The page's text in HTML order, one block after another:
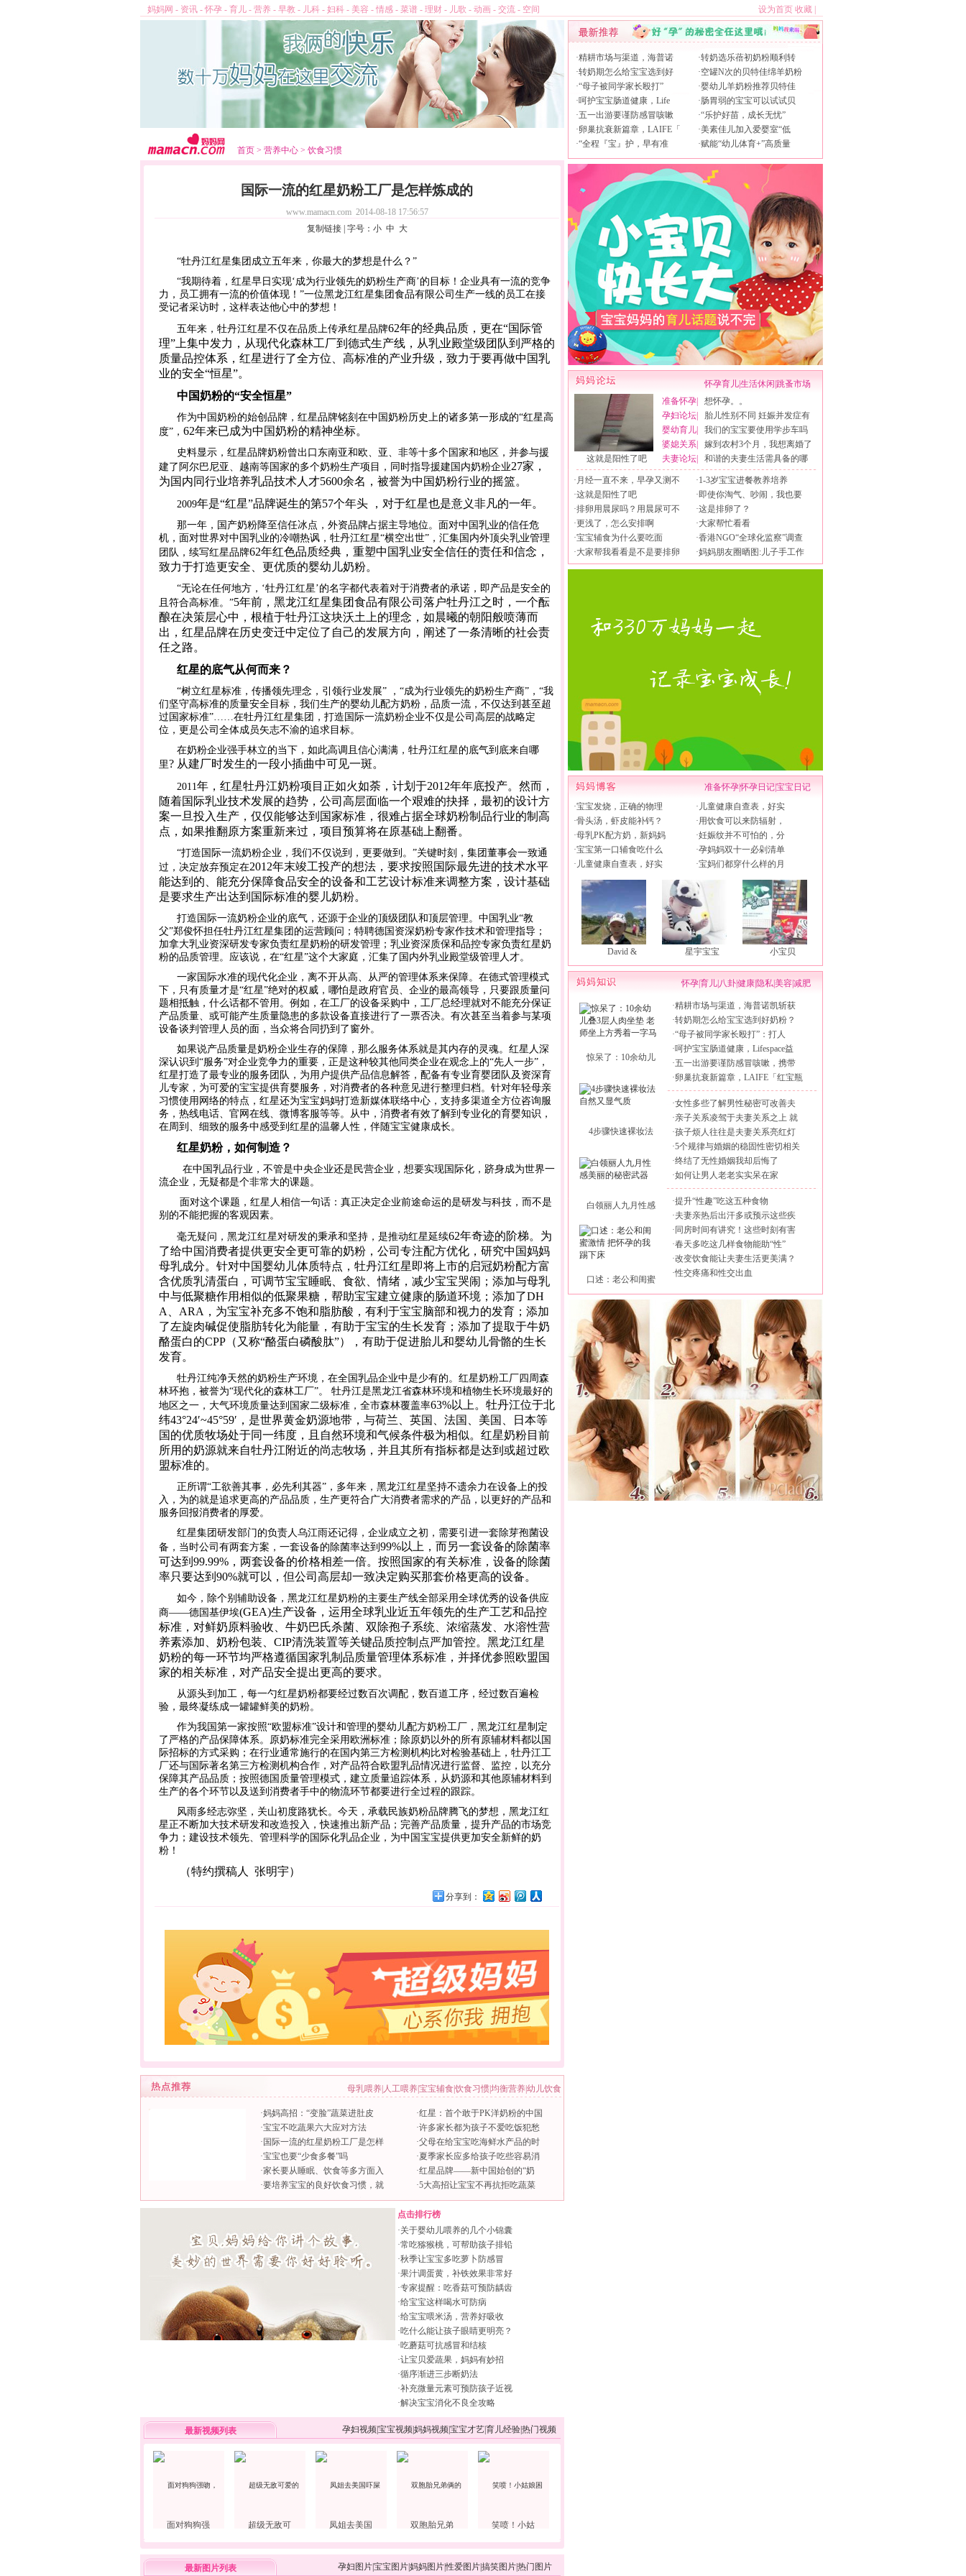
妈妈网 - 资讯 - 怀孕 - 育儿 - 营养 - 早教 - 儿科 - 妇科 - 美容 - 情感 - 菜谱 - 理财 - 儿歌 - 动画 - 交流 - 空间 设为首页 收藏
首页 > 营养中心 > 饮食习惯
国际一流的红星奶粉工厂是怎样炼成的
www.mamacn.com 2014-08-18 17:56:57
复制链接| 字号： 小 中 大
“牡丹江红星集团成立五年来，你最大的梦想是什么？”
“我期待着，红星早日实现‘成为行业领先的奶粉生产商’的目标！企业具有一流的竞争
力，员工拥有一流的价值体现！”一位黑龙江红星集团食品有限公司生产一线的员工在接
受记者采访时，这样表达他心中的梦想！
五年来，牡丹江红星不仅在品质上传承红星品牌62年的经典品质，更在“国际管
理”上集中发力，从现代化森林工厂到德式生产线，从乳业殿堂级团队到严格的
质量品控体系，红星进行了全方位、高标准的产业升级，致力于要再做中国乳
业的安全“恒星”。
中国奶粉的“安全恒星”
作为中国奶粉的始创品牌，红星品牌铭刻在中国奶粉历史上的诸多第一形成的“红星高
度”， 62年来已成为中国奶粉的精神坐标。
史料显示，红星品牌奶粉曾出口东南亚和欧、亚、非等十多个国家和地区，并参与援
建了阿尔巴尼亚、越南等国家的多个奶粉生产项目，同时指导援建国内奶粉企业27家，
为国内同行业培养乳品技术人才5600余名，被誉为中国奶粉行业的摇篮。
2009年是“红星”品牌诞生的第57个年头 ，对于红星也是意义非凡的一年。
那一年，国产奶粉降至信任冰点，外资品牌占据主导地位。面对中国乳业的信任危
机，面对世界对中国乳业的冷嘲热讽，牡丹江红星“横空出世”，汇集国内外顶尖乳业管理
团队，续写红星品牌62年红色品质经典，重塑中国乳业安全信任的责任和信念，
致力于打造更安全、更优质的婴幼儿奶粉。
“无论在任何地方，‘牡丹江红星’的名字都代表着对于消费者的承诺，即产品是安全的
且符合高标准。”5年前，黑龙江红星集团食品有限公司落户牡丹江之时，一个酝
酿在决策层心中，根植于牡丹江这块沃土上的理念，如晨曦的朝阳般喷薄而
出，红星品牌在历史变迁中定位了自己的发展方向，阐述了一条清晰的社会责
任之路。
红星的底气从何而来？
“树立红星标准，传播领先理念，引领行业发展” ，“成为行业领先的奶粉生产商”，“我
们坚守高标准的质量安全目标，我们生产的婴幼儿配方奶粉，品质一流，不仅达到甚至超
过国家标准”……在牡丹江红星集团，打造国际一流奶粉企业不仅是公司高层的战略定
位，更是公司 全体成员矢志不渝的追求目标。
在奶粉企业强手林立的当下，如此高调且信心满满，牡丹江红星的底气到底来自哪
里? 从建厂时发生的一段小插曲中可见一斑。
2011 年，红星牡丹江奶粉项目正如火如荼，计划于2012年年底投产。然而，
随着国际乳业技术发展的趋势，公司高层面临一个艰难的抉择，最初的设计方
案一旦投入生产，仅仅能够达到国家标准，很难占据全球奶粉制品行业的制高
点，如果推翻原方案重新来过，项目预算将在原基础上翻番。
“打造国际一流奶粉企业 ，我们不仅说到，更要做到。”关键时刻， 集团 董事会一致通
过，决定放弃预定在2012年末竣工投产的想法，要求按照国际最先进的技术水平
能达到的、能充分保障食品安全的设备和工艺设计标准来调整方案，设计基础
是要求生产出达到国际标准的婴儿奶粉。
打造国际一流奶粉企业的底气，还源于企业的顶级团队和顶层管理。中国乳业“教
父”郑俊怀担任牡丹江红星集团的运营顾问；特聘德国资深奶粉专家作技术和管理指导；
加拿大乳业资深研发专家负责红星奶粉的研发管理；乳业资深质保和品控专家负责红星奶
粉的品质管理。应该说，在“红星”这个大家庭，汇集了国内外乳业殿堂级管理人才。
一家国际水准的现代化企业，离不开从高、从严的管理体系来保障。在德式管理模式
下，只有质量才是“红星”绝对的权威，哪怕是政府官员、企业的最高领导，只要跟质量问
题相抵触，什么话都不管用。例如，在工厂的设备采购中，工厂总经理就对不能充分保证
产品质量、或可能产生质量隐患的多款设备直接进行了一票否决。有次甚至当着参与某项
设备谈判管理人员的面，当众将合同扔到了窗外。
如果说产品质量是奶粉企业生存的保障，那么服务体系就是其内存的灵魂。红星人深
深认识到“服务”对企业竞争力的重要，正是这种较其他同类企业在观念上的“先人一步”，
红星打造了最专业的服务团队，为用户提供产品信息解答，配备有专业育婴团队及资深育
儿专家，为可爱的宝宝提供育婴服务，对消费者的各种意见进行整理归档。针对年轻母亲
习惯使用网络的特点，红星还为宝宝妈妈打造新媒体联络中心，支持多渠道全方位咨询服
务，热线电话、官网在线、微博客服等等。从中，消费者有效了解到专业化的育婴知识，
在周到、细致的服务中感受到红星的温馨人性，伴随宝宝健康成长。
红星奶粉，如何制造？
在中国乳品行业，不管是中央企业还是民营企业，想要实现国际化，跻身成为世界一
流企业，无疑都是个非常大的课题。
面对这个课题，红星人相信一句话：真正决定企业前途命运的是研发与科技，而不是
别的不能把握的客观因素。
毫无疑问，黑龙江红星对研发的秉承和坚持，是推动红星延续62年奇迹的阶梯。为
了给中国消费者提供更安全更可靠的奶粉，公司专注配方优化，研究中国妈妈
母乳成分。针对中国婴幼儿体质特点，牡丹江红星即将上市的启冠奶粉配方富
含优质乳清蛋白，可调节宝宝睡眠、食欲、情绪，减少宝宝哭闹；添加与母乳
中与低聚糖作用相似的低聚果糖，帮助宝宝建立健康的肠道环境；添加了DH
A
ARA ，为宝宝补充多不饱和脂肪酸，有利于宝宝脑部和视力的发育；添加
了左旋肉碱促使脂肪转化为能量，有助于宝宝的生长发育；添加了提取于牛奶
酪蛋白的CPP（又称“酪蛋白磷酸肽”），有助于促进胎儿和婴幼儿骨骼的生长
发育。
牡丹江纯净天然的奶粉生产环境，在全国乳品企业中是少有的。红星奶粉工厂四周森
林环抱，被誉为“现代化的森林工厂”。 牡丹江是黑龙江省森林环境和植物生长环境最好的
地区之一，大气环境质量达到国家二级标准，全市森林覆盖率63%以上。牡丹江位于北
纬43°24′~45°59′，是世界黄金奶源地带，与荷兰、英国、法国、美国、日本等
国的优质牧场处于同一纬度，且自然环境和气候条件极为相似。红星奶粉目前
所用的奶源就来自牡丹江附近的尚志牧场，并且其所有指标都是达到或超过欧
盟标准的。
正所谓“工欲善其事，必先利其器”，多年来，黑龙江红星坚持不遗余力在设备上的投
入，为的就是追求更高的产品品质，生产更符合广大消费者需求的产品，以更好的产品和
服务回报消费者的厚爱。
红星集团研发部门的负责人乌江雨还记得，企业成立之初，需要引进一套除芽孢菌设
备，当时公司有两套方案，一套设备的除菌率达到 99%以上，而另一套设备的除菌率
可达到 99.99%，两套设备的价格相差一倍。按照国家的有关标准，设备的除菌
率只要达到 90%就可以，但公司高层却一致决定购买那套价格更高的设备。
如今，除个别辅助设备，黑龙江红星奶粉的主要生产线全部采用全球优秀的设备供应
商——德国基伊埃(GEA)生产设备，运用全球乳业近五年领先的生产工艺和品控
标准，对鲜奶原料验收、牛奶巴氏杀菌、双除孢子系统、浓缩蒸发、水溶性营
养素添加、奶粉包装、 CIP清洗装置等关键品质控制点严加管控。黑龙江红星
奶粉的每一环节均严格遵循国家乳制品质量管理体系标准，并择优参照欧盟国
家的相关标准，对产品安全提出更高的要求。
从源头到加工，每一勺红星奶粉都要经过数百次调配，数百道工序，经过数百遍检
验，最终凝练成一罐罐鲜美的奶粉。
作为我国第一家按照“欧盟标准”设计和管理的婴幼儿配方奶粉工厂，黑龙江红星制定
了严格的产品保障体系。原奶标准完全采用欧洲标准；除原奶以外的所有原辅材料都以国
际招标的方式采购；在行业通常施行的在国内第三方检测机构比对检验基础上，牡丹江工
厂还与国际著名第三方检测机构合作，对产品符合欧盟乳品情况进行监督、监控，以充分
保障其产品品质；按照德国质量管理模式，建立质量追踪体系，从奶源和其他原辅材料到
生产的各个环节以及送到消费者手中的物流环节都要进行全过程的跟踪。
风雨多经志弥坚，关山初度路犹长。今天，承载民族奶粉品牌腾飞的梦想，黑龙江红
星正不断加大技术研发和改造投入，快速推出新产品；完善产品质量，提升产品的市场竞
争力；建设技术领先、管理科学的国际化乳品企业，为中国宝宝提供更加安全新鲜的奶
粉！
（特约撰稿人 张明宇）
分享到：
母乳喂养 人工喂养宝宝辅食 饮食习惯均衡营养幼儿饮食
·妈妈高招：“变脸”蔬菜进肚皮
·宝宝不吃蔬果六大应对方法
· 国际一流的红星奶粉工厂是怎样
·宝宝也要“少食多餐”吗
·家长要从睡眠、饮食等多方面入
·要培养宝宝的良好饮食习惯，就
·红星：首个敢于PK洋奶粉的中国
·许多家长都为孩子不爱吃饭犯愁
·父母在给宝宝吃海鲜水产品的时
·夏季家长应多给孩子吃些容易消
·红星品牌——新中国始创的“奶
·5大高招让宝宝不再抗拒吃蔬菜
点击排行榜
·关于婴幼儿喂养的几个小锦囊
·常吃猕猴桃，可帮助孩子排铅
·秋季让宝宝多吃萝卜防感冒
·果汁调蛋黄，补铁效果非常好
·专家提醒：吃香菇可预防龋齿
·给宝宝这样喝水可防病
·给宝宝喂米汤，营养好吸收
·吃什么能让孩子眼睛更明亮？
·吃蘑菇可抗感冒和结核
·让宝贝爱蔬果，妈妈有妙招
·循序渐进三步断奶法
·补充微量元素可预防孩子近视
·解决宝宝消化不良全攻略
最新视频列表 孕妇视频宝宝视频妈妈视频宝宝才艺育儿经验热门视频
面对狗狗强 超级无敌可 凤姐去美国 双胞胎兄弟 笑喷！小姑
最新图片列表 孕妇图片宝宝图片妈妈图片性爱图片搞笑图片热门图片
·精耕市场与渠道，海普诺
·转奶期怎么给宝宝选到好
·“母子被同学家长殴打”
·呵护宝宝肠道健康，Life
·五一出游要谨防感冒咳嗽
·卵巢抗衰新篇章，LAIFE「
·“全程『宝』护，早有准
·转奶选乐蓓初奶粉顺利转
·空罐N次的贝特佳绵羊奶粉
·婴幼儿羊奶粉推荐贝特佳
·肠胃弱的宝宝可以试试贝
·“乐护好苗，成长无忧”
·美素佳儿加入爱婴室“低
·赋能“幼儿体育+”高质量
怀孕育儿|生活休闲 跳蚤市场
这就是阳性了吧
准备怀孕
孕妇论坛
婴幼育儿
婆媳关系
夫妻论坛
想怀孕。。
胎儿性别不同 妊娠并发症有
我们的宝宝要使用学步车吗
嫁到农村3个月，我想离婚了
和谐的夫妻生活需具备的哪
· 月经一直不来，早孕又测不
·这就是阳性了吧
·排卵用晨尿吗？用晨尿可不
·更浅了，怎么安排啊
·宝宝辅食为什么要吃面
·大家帮我看看是不是要排卵
·1-3岁宝宝进餐教养培养
·即使你淘气、吵闹，我也要
·这是排卵了？
·大家帮忙看看
·香港NGO“全球化监察”调查
·妈妈朋友圈晒图:儿子手工作
准备怀孕|怀孕日记|宝宝日记
·宝宝发烧，正确的物理
·骨头汤，虾皮能补钙？
·母乳PK配方奶，新妈妈
·宝宝第一口辅食吃什么
· 儿童健康自查表，好实
· 儿童健康自查表，好实
·用饮食可以来防辐射，
·妊娠纹并不可怕的，分
·孕妈妈双十一必剁清单
·宝妈们都穿什么样的月
David & 星宇宝宝 小宝贝
怀孕|育儿| 八卦|健康| 隐私|美容|减肥
惊呆了：10余幼儿
4步骤快速裸妆法
白领丽人九月性感
口述：老公和闺蜜
·精耕市场与渠道，海普诺凯斩获
·转奶期怎么给宝宝选到好奶粉？
·“母子被同学家长殴打”：打人
·呵护宝宝肠道健康，Lifespace益
·五一出游要谨防感冒咳嗽，携带
·卵巢抗衰新篇章，LAIFE「红宝瓶
·女性多些了解男性秘密可改善夫
·亲子关系凌驾于夫妻关系之上 就
·孩子烦人往往是夫妻关系亮红灯
·5个规律与婚姻的稳固性密切相关
·终结了无性婚姻我却后悔了
·如何让男人老老实实呆在家
·提升“性趣”吃这五种食物
·夫妻亲热后出汗多或预示这些疾
· 同房时间有讲究！这些时刻有害
·春天多吃这几样食物能助“性”
·改变饮食能让夫妻生活更美满？
·性交疼痛和性交出血